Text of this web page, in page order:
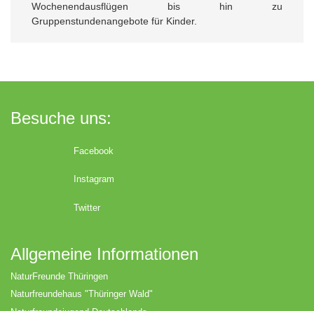
Wochenendausflügen bis hin zu
Gruppenstundenangebote für Kinder.
Besuche uns:
Facebook
Instagram
Twitter
Allgemeine Informationen
NaturFreunde Thüringen
Naturfreundehaus "Thüringer Wald"